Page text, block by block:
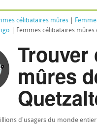
célibataires mûres
| Femmes célibataires mûres
Trouver
mûres
d'usagers du monde